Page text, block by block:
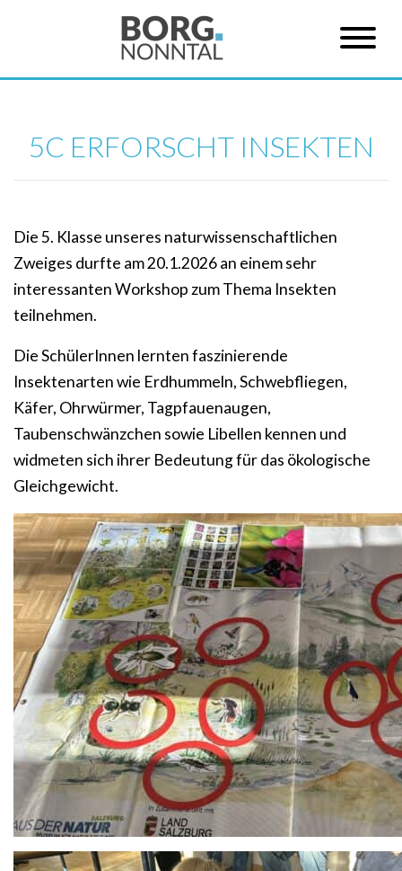
5C ERFORSCHT INSEKTEN
Die 5. Klasse unseres naturwissenschaftlichen
Zweiges durfte am 20.1.2026 an einem sehr
interessanten Workshop zum Thema Insekten
teilnehmen.
Die SchülerInnen lernten faszinierende
Insektenarten wie Erdhummeln, Schwebfliegen,
Käfer, Ohrwürmer, Tagpfauenaugen,
Taubenschwänzchen sowie Libellen kennen und
widmeten sich ihrer Bedeutung für das ökologische
Gleichgewicht.